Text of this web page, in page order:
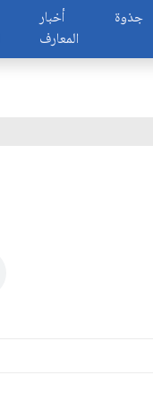
أخبار
المعارف
جذوة